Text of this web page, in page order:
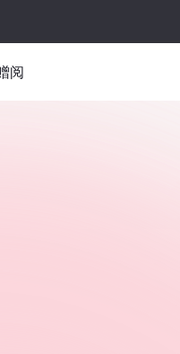
阅